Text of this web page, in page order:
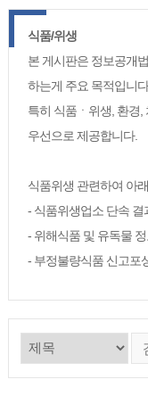
식품/위생
본 게시판은 정보공개
하는게 주요 목적입니
특히 식품ㆍ위생, 환경,
우선으로 제공합니다.
식품위생 관련하여 아
- 식품위생업소 단속 결
- 위해식품 및 유독물
- 부정불량식품 신고포